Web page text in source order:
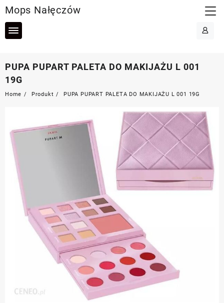
to
content
Mops Nałęczów
PUPA PUPART PALETA DO MAKIJAŻU L 001
19G
Home Produkt PUPA PUPART PALETA DO MAKIJAŻU L 001 19G